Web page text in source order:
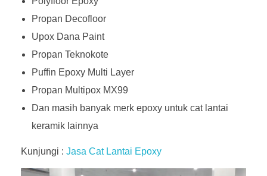
Propan Decofloor
Upox Dana Paint
Propan Teknokote
Puffin Epoxy Multi Layer
Propan Multipox MX99
Dan masih banyak merk epoxy untuk cat lantai
keramik lainnya
Kunjungi : Jasa Cat Lantai Epoxy